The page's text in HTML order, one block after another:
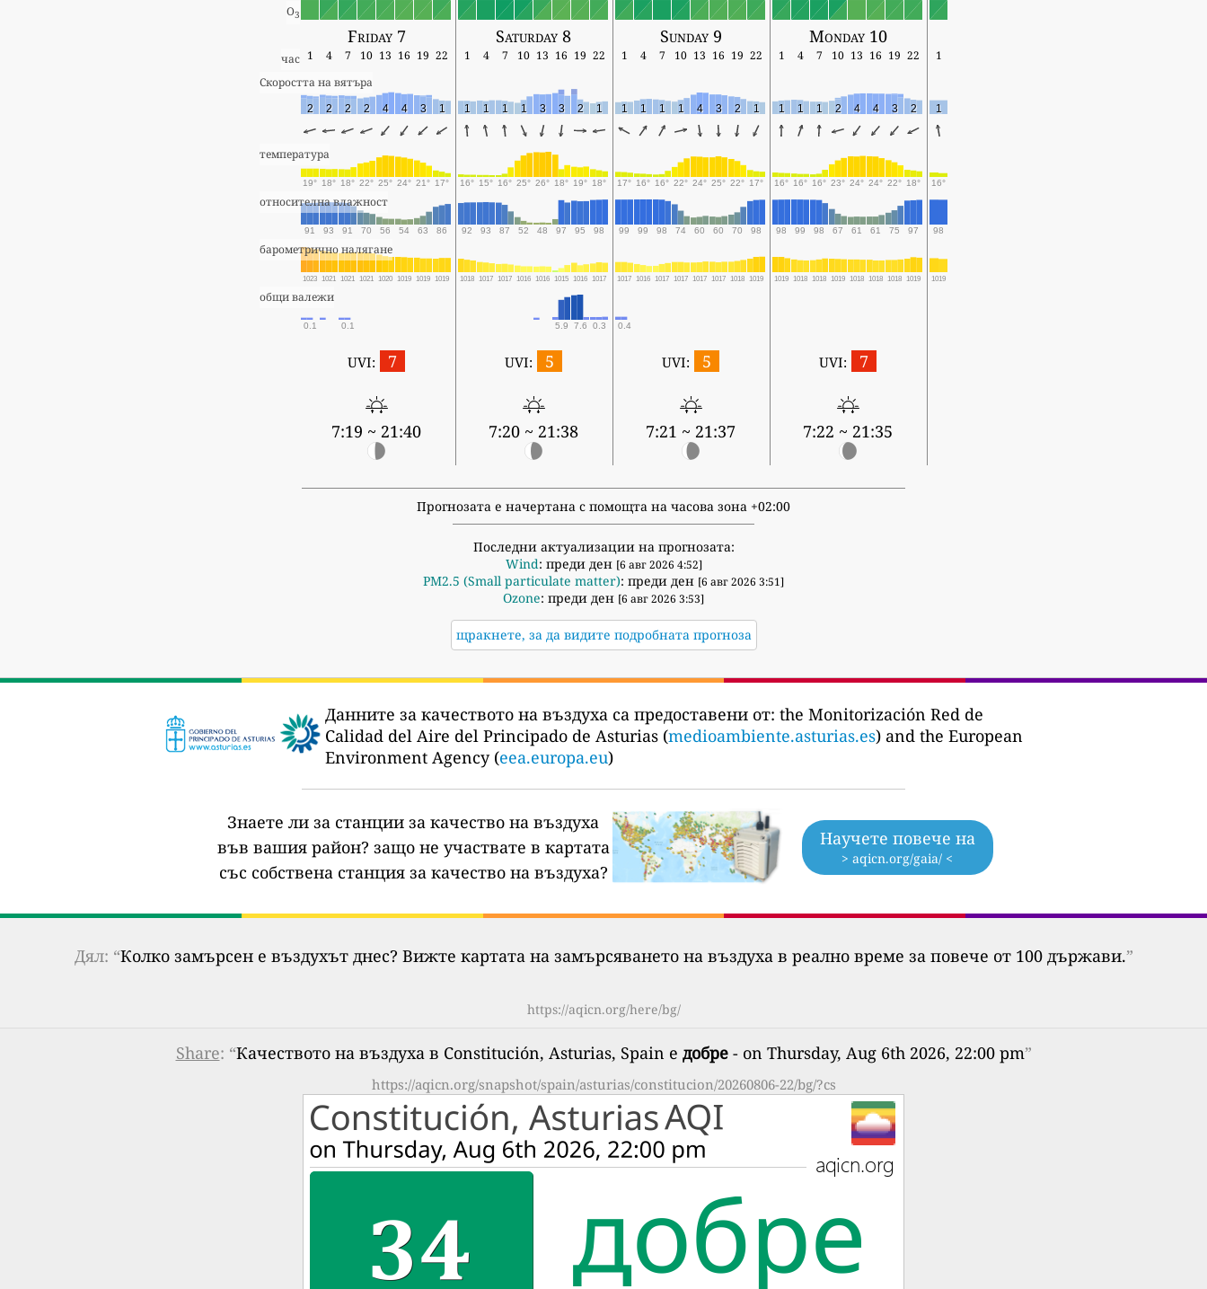
O3
Friday 7 Saturday 8 Sunday 9 Monday 10
час 1 4 7 10 13 16 19 22 1 4 7 10 13 16 19 22 1 4 7 10 13 16 19 22 1 4 7 10 13 16 19 22
1
Скоростта на вятъра
2 2 2 2 4 4 3 1 1 1 1 1 3 3 2 1 1 1 1 1 4 3 2 1 1 1 1 2 4 4 3 2 1
температура
19° 18° 18° 22° 25° 24° 21° 17° 16° 15° 16° 25° 26° 18° 19° 18° 17° 16° 16° 22° 24° 25° 22° 17° 16° 16° 16° 23° 24° 24° 22° 18° 16°
относителна влажност
91 93 91 70 56 54 63 86 92 93 87 52 48 97 95 98 99 99 98 74 60 60 70 98 98 99 98 67 61 61 75 97 98
барометрично налягане
1023 1021 1021 1021 1020 1019 1019 1019 1018 1017 1017 1016 1016 1015 1016 1017 1017 1016 1017 1017 1017 1017 1018 1019 1019 1018 1018 1019 1018 1018 1018 1019 1019
общи валежи
0.1 0.1 5.9 7.6 0.3 0.4
UVI: 7
7:19 ~ 21:40
UVI: 5
7:20 ~ 21:38
UVI: 5
7:21 ~ 21:37
UVI: 7
7:22 ~ 21:35
Прогнозата е начертана с помощта на часова зона +02:00
Последни актуализации на прогнозата:
Wind: преди ден [6 авг 2026 4:52]
PM2.5 (Small particulate matter): преди ден [6 авг 2026 3:51]
Ozone: преди ден [6 авг 2026 3:53]
щракнете, за да видите подробната прогноза
Данните за качеството на въздуха са предоставени от: the Monitorización Red de
Calidad del Aire del Principado de Asturias (medioambiente.asturias.es) and the European
Environment Agency (eea.europa.eu)
Знаете ли за станции за качество на въздуха
във вашия район? защо не участвате в картата
със собствена станция за качество на въздуха?
Научете повече на
> aqicn.org/gaia/ <
Дял: “Колко замърсен е въздухът днес? Вижте картата на замърсяването на въздуха в реално време за повече от 100 държави.”
https://aqicn.org/here/bg/
Share: “Качеството на въздуха в Constitución, Asturias, Spain е добре- on Thursday, Aug 6th 2026, 22:00 pm”
https://aqicn.org/snapshot/spain/asturias/constitucion/20260806-22/bg/?cs